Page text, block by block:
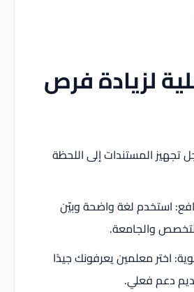
لزيادة فرص
تجهيز المستندات إلى اللحظة
استخدم لغة واضحة وبيّن
والجامعة.
اختر معلمين يعرفونك جيدًا
دعم فعلي.